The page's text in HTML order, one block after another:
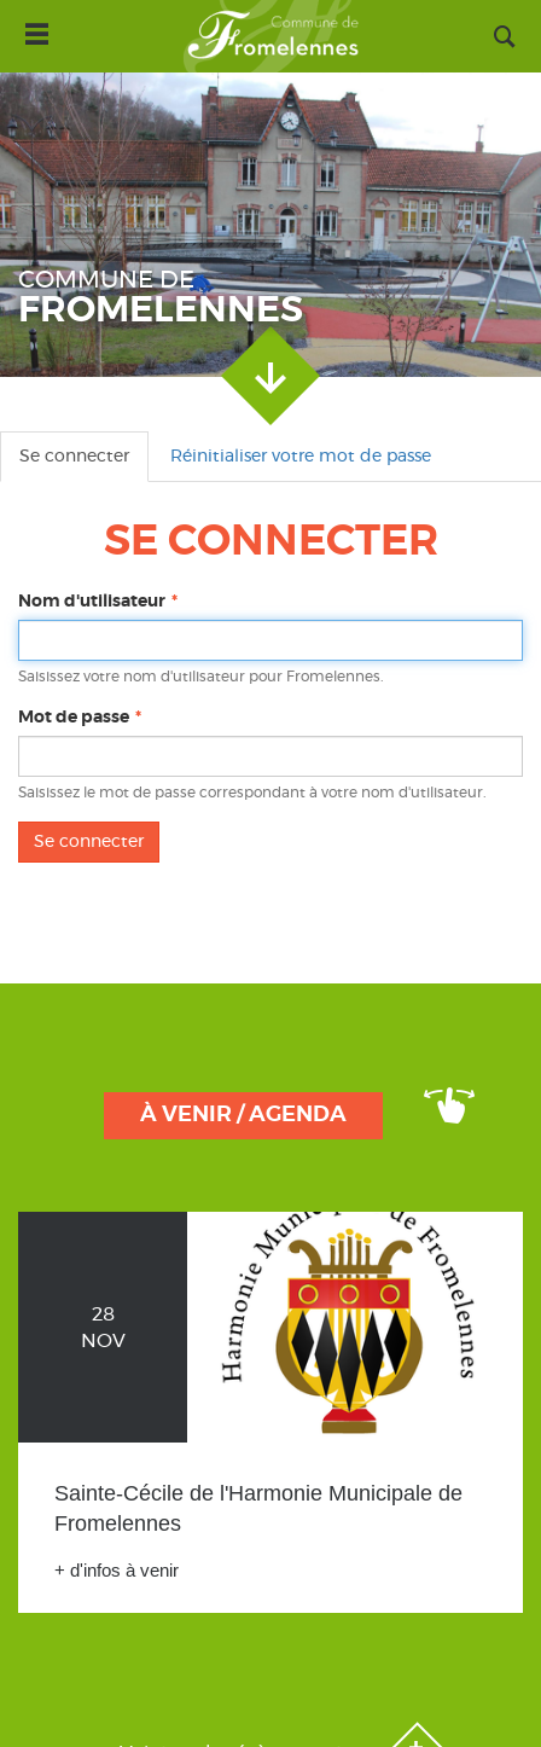
Aller
contenu
principal
Toggle
navigation
COMMUNE DE
FROMELENNES
Onglets
principaux
Se connecter(onglet
actif)
Réinitialiser votre mot de passe
SE CONNECTER
Nom d'utilisateur
Saisissez votre nom d'utilisateur pour Fromelennes.
Mot de passe
Saisissez le mot de passe correspondant à votre nom d'utilisateur.
Se connecter
À VENIR / AGENDA
28
NOV
Sainte-Cécile de l'Harmonie Municipale de
Fromelennes
+ d'infos à venir